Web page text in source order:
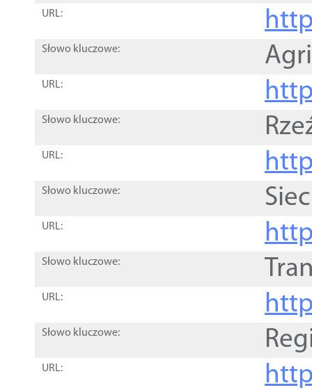
URL:
Słowo kluczowe:
URL:
Słowo kluczowe:
URL:
Słowo kluczowe:
URL:
Słowo kluczowe:
URL:
Słowo kluczowe:
URL: